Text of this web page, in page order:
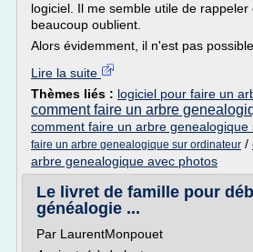
logiciel. Il me semble utile de
beaucoup oublient.
Alors évidemment, il n'est pas
Lire la suite
Thèmes liés : logiciel pour faire un
comment faire un arbre
comment faire un arbre genealogique
faire un arbre genealogique sur ordinateur /
arbre genealogique avec photos
Le livret de famille pour
généalogie ...
Par LaurentMonpouet